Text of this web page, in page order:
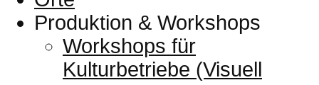
Produktion & Workshops
Workshops für
Kulturbetriebe (Visuell